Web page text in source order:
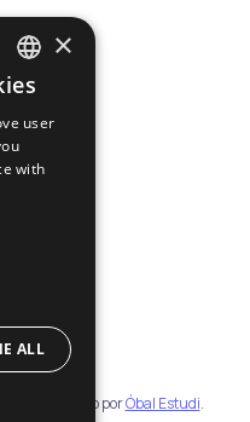
impulsado porÓbal Estudi.
SPANISH
CATALAN
ENGLISH
×
user
with
ALL